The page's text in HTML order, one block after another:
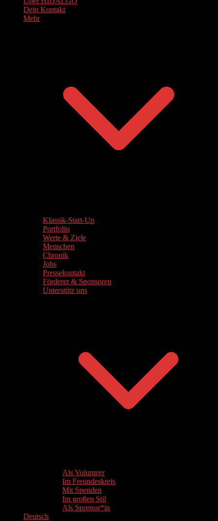
Dein Kontakt
Mehr
Klassik-Start-Up
Portfolio
Werte & Ziele
Menschen
Chronik
Jobs
Pressekontakt
Förderer & Sponsoren
Unterstütz uns
Als Volunteer
Im Freundeskreis
Mit Spenden
Im großen Stil
Als Sponsor*in
Deutsch